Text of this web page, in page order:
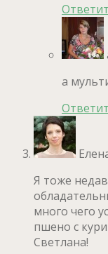
а
Я тоже
много чего
пшено с
Светлана!